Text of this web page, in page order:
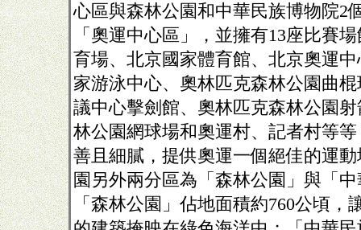
心區與森林公園和中華民族博物院2
「奧運中心區」，並擁有13座比賽
育場、北京國家體育館、北京奧運
家游泳中心、奧林匹克森林公園曲
議中心擊劍館、奧林匹克森林公園
林公園網球場和奧運村、記者村等
善且細膩，提供奧運一個絕佳的運
園另外兩分區為「森林公園」與「
「森林公園」佔地面積約760公頃，